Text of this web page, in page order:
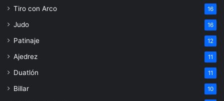
Tiro con Arco 16
Judo 16
Patinaje 12
Ajedrez 11
Duatlón 11
Billar 10